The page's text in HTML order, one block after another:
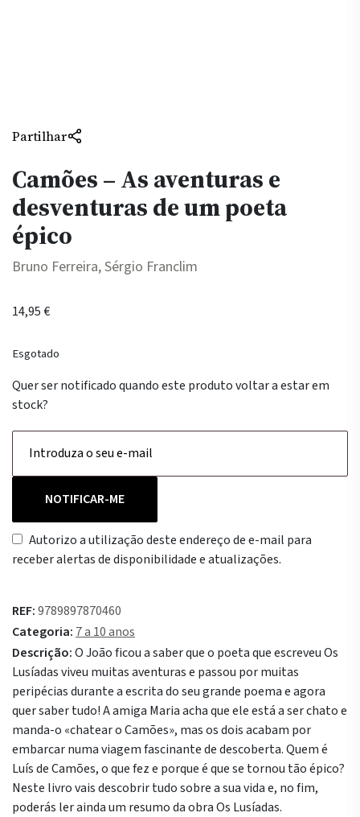
Partilhar
Camões – As aventuras e
desventuras de um poeta
épico
Bruno Ferreira, Sérgio Franclim
14,95€
Esgotado
Quer ser notificado quando este produto voltar a estar em
stock?
NOTIFICAR-ME
Autorizo a utilização deste endereço de e-mail para
receber alertas de disponibilidade e atualizações.
REF:9789897870460
Categoria: 7 a 10 anos
Descrição:O João ficou a saber que o poeta que escreveu Os
Lusíadas viveu muitas aventuras e passou por muitas
peripécias durante a escrita do seu grande poema e agora
quer saber tudo! A amiga Maria acha que ele está a ser chato e
manda-o «chatear o Camões», mas os dois acabam por
embarcar numa viagem fascinante de descoberta. Quem é
Luís de Camões, o que fez e porque é que se tornou tão épico?
Neste livro vais descobrir tudo sobre a sua vida e, no fim,
poderás ler ainda um resumo da obra Os Lusíadas.